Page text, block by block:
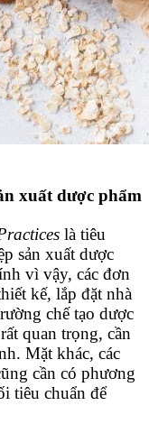
xuất dược phẩm
là tiêu
sản xuất dược
vì vậy, các đơn
kế, lắp đặt nhà
chế tạo dược
quan trọng, cần
Mặt khác, các
cần có phương
tiêu chuẩn để